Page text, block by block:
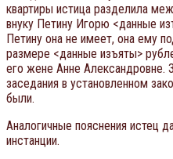
квартиры истица разделила
внуку Петину Игорю <данные
Петину она не имеет, она ему
размере <данные изъяты>
его жене Анне Александровне.
заседания в установленном
были.
Аналогичные пояснения истец
инстанции.